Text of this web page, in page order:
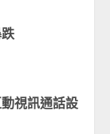
視訊通話設